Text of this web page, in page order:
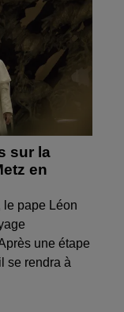
sur la
en
le pape Léon
une étape
se rendra à